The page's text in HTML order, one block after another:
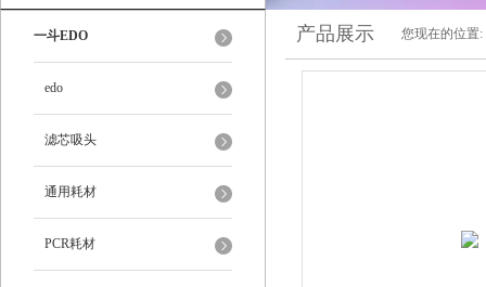
一斗EDO
edo
滤芯吸头
通用耗材
PCR耗材
产品展示 您现在的位置: